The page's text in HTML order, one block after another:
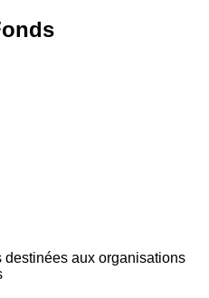
aux organisations